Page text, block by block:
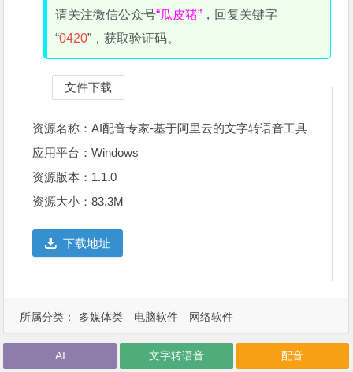
请关注微信公众号“瓜皮猪” ，回复关键字
“0420”，获取验证码。
文件下载
资源名称：AI配音专家-基于阿里云的文字转语音工具
应用平台：Windows
资源版本：1.1.0
资源大小：83.3M
下载地址
所属分类： 多媒体类 电脑软件 网络软件
AI 文字转语音 配音